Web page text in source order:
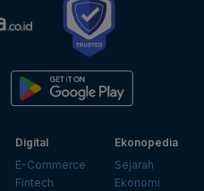
Digital
E-Commerce
Fintech
Ekonopedia
Sejarah
Ekonomi